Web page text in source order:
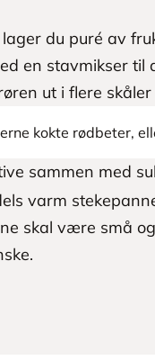
du puré av
en stavmikser
ut i flere
kokte rødbeter,
sammen med
varm
skal være små